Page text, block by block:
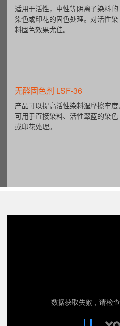
适用于活性，中性等阴离子染料的
染色或印花的固色处理。对活性染
料固色效果尤佳。
无醛固色剂 LSF-36
产品可以提高活性染料湿摩擦牢度,
可用于直接染料、活性翠蓝的染色
或印花处理。